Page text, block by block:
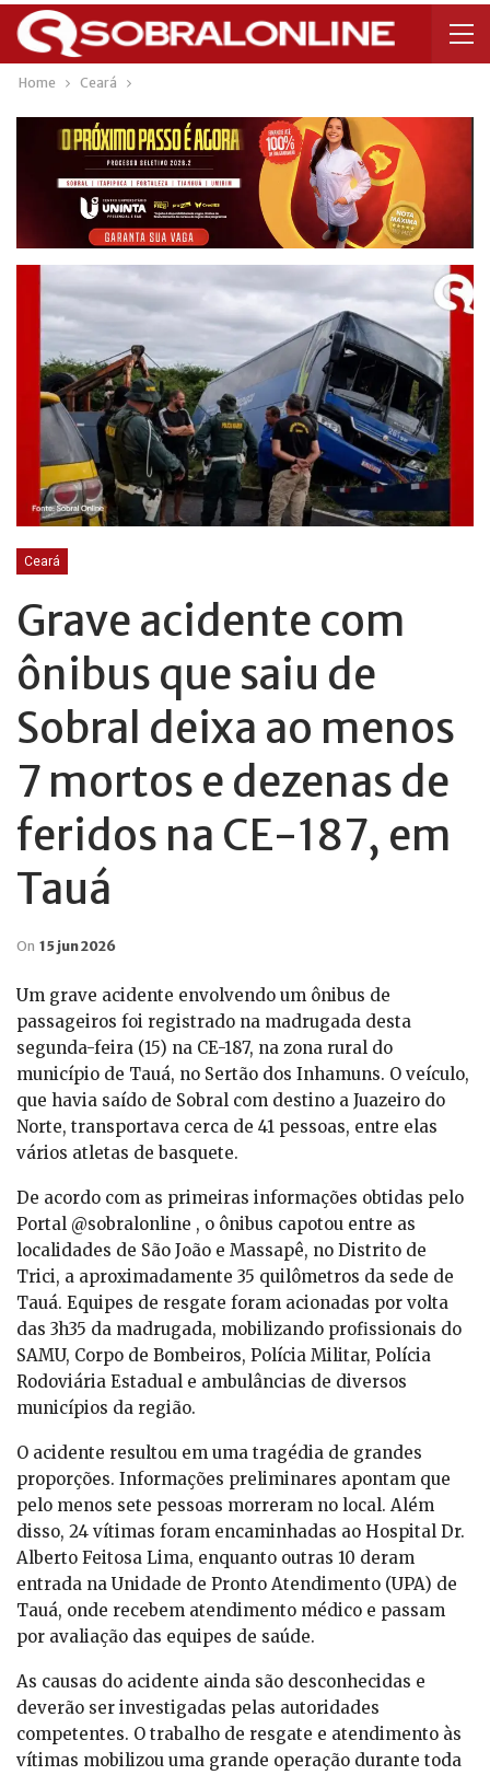
Home Ceará
Ceará
Grave acidente com
ônibus que saiu de
Sobral deixa ao menos
7 mortos e dezenas de
feridos na CE-187, em
Tauá
On 15 jun 2026
Um grave acidente envolvendo um ônibus de
passageiros foi registrado na madrugada desta
segunda-feira (15) na CE-187, na zona rural do
município de Tauá, no Sertão dos Inhamuns. O veículo,
que havia saído de Sobral com destino a Juazeiro do
Norte, transportava cerca de 41 pessoas, entre elas
vários atletas de basquete.
De acordo com as primeiras informações obtidas pelo
Portal @sobralonline , o ônibus capotou entre as
localidades de São João e Massapê, no Distrito de
Trici, a aproximadamente 35 quilômetros da sede de
Tauá. Equipes de resgate foram acionadas por volta
das 3h35 da madrugada, mobilizando profissionais do
SAMU, Corpo de Bombeiros, Polícia Militar, Polícia
Rodoviária Estadual e ambulâncias de diversos
municípios da região.
O acidente resultou em uma tragédia de grandes
proporções. Informações preliminares apontam que
pelo menos sete pessoas morreram no local. Além
disso, 24 vítimas foram encaminhadas ao Hospital Dr.
Alberto Feitosa Lima, enquanto outras 10 deram
entrada na Unidade de Pronto Atendimento (UPA) de
Tauá, onde recebem atendimento médico e passam
por avaliação das equipes de saúde.
As causas do acidente ainda são desconhecidas e
deverão ser investigadas pelas autoridades
competentes. O trabalho de resgate e atendimento às
vítimas mobilizou uma grande operação durante toda